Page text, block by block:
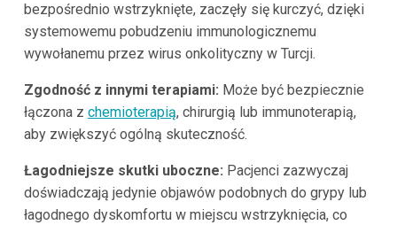
bezpośrednio wstrzyknięte, zaczęły się kurczyć, dzięki
systemowemu pobudzeniu immunologicznemu
wywołanemu przez wirus onkolityczny w Turcji.
Zgodność z innymi terapiami: Może być bezpiecznie
łączona z chemioterapią, chirurgią lub immunoterapią,
aby zwiększyć ogólną skuteczność.
Łagodniejsze skutki uboczne: Pacjenci zazwyczaj
doświadczają jedynie objawów podobnych do grypy lub
łagodnego dyskomfortu w miejscu wstrzyknięcia, co